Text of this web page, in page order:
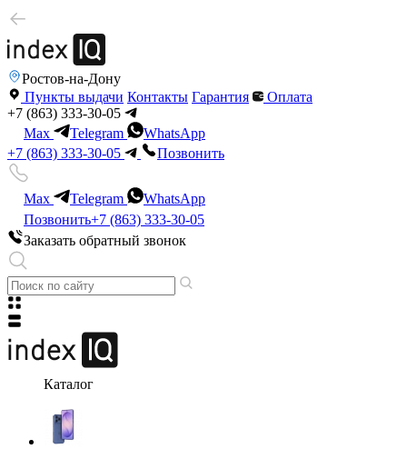
Ростов-на-Дону
Пункты выдачи Контакты Гарантия
Оплата
+7 (863) 333-30-05
Max
Telegram
WhatsApp
+7 (863) 333-30-05
Позвонить
Max Telegram
WhatsApp
Позвонить+7 (863) 333-30-05
Заказать обратный звонок
Каталог